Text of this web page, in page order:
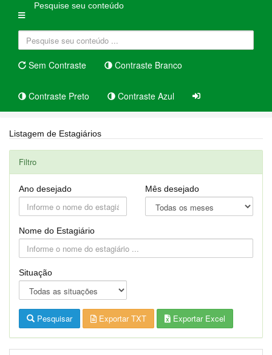
Pesquise seu conteúdo
Sem Contraste Contraste Branco
Contraste Preto Contraste Azul
Listagem de Estagiários
Filtro
Ano desejado Mês desejado
Nome do Estagiário
Situação
Pesquisar Exportar TXT Exportar Excel